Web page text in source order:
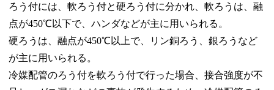
ろう付には、軟ろう付と硬ろう付に分かれ、 軟ろうは、融
点が450℃以下で、ハンダなどが主に用いられる。
硬ろうは、融点が450℃以上で、リン銅ろう、銀ろうなど
が主に用いられる。
冷媒配管のろう付を軟ろう付で行った場合、接合強度が不